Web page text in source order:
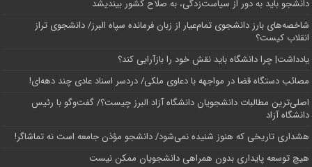
دانشجو باید به دور از سیاست‌زدگی، به صلاح کشور بیندیشد
شاخصه‌های بارز دانشجوی تمام‌عیار از زبان فرمانده سپاه البرز/ دانشجوی تراز
انقلاب کیست؟
یادداشت| چرا دانشگاه باید نقش خود را بازآرایی کند؟
مصائب دستگاه قضا در مواجهه با دعاوی ملکی/ دردسر اسناد عادی چند‌ دهه‌ای!
اصلی‌ترین مطالبات دانشجویان دانشگاه آزاد البرز چیست؟/ گفت‌وگو با رئیس
دانشگاه آز‌اد
هشداری تاریخی که هنوز شنیده نمی‌شود/ دانشجو مؤذن جامعه است نه تماشاگر!
هیچ توسعه پایداری بدون همراهی دانشجویان ممکن نیست